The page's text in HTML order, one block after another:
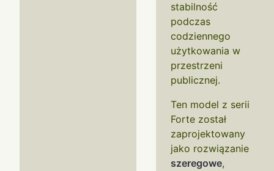
stabilność
podczas
codziennego
użytkowania w
przestrzeni
publicznej.
Ten model z serii
Forte został
zaprojektowany
jako rozwiązanie
szeregowe,